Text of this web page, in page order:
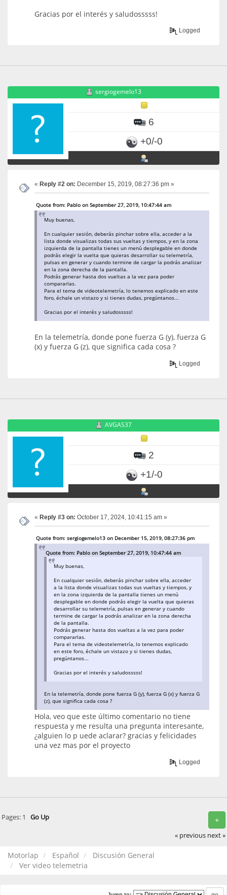
Gracias por el interés y saludosssss!
Logged
sergiogemelo13
6
+0/-0
« Reply #2 on: December 15, 2019, 08:27:36 pm »
Quote from: Pablo on September 27, 2019, 10:47:44 am
Muy buenas,
En cualquier sesión, deberás pinchar sobre ella, acceder a la
lista donde visualizas todas sus vueltas y tiempos, y en la zona
izquierda de la pantalla tienes un menú desplegable en donde
podrás elegir la vuelta que quieras desarrollar su telemetría,
pulsas en generar y cuando termine de cargar la podrás analizar
en la zona derecha de la pantalla.
Podrás generar hasta dos vueltas a la vez para poder
compararlas.
Para el tema de videotelemetría, lo tenemos explicado en este
foro, échale un vistazo y si tienes dudas, pregúntanos...
Gracias por el interés y saludosssss!
En la telemetría, donde pone fuerza G (y), fuerza G
(x) y fuerza G (z), que significa cada cosa ?
Logged
AVGAS37
2
+1/-0
« Reply #3 on: October 17, 2024, 10:41:15 am »
Quote from: sergiogemelo13 on December 15, 2019, 08:27:36 pm
Quote from: Pablo on September 27, 2019, 10:47:44 am
Muy buenas,
En cualquier sesión, deberás pinchar sobre ella, acceder
a la lista donde visualizas todas sus vueltas y tiempos, y
en la zona izquierda de la pantalla tienes un menú
desplegable en donde podrás elegir la vuelta que quieras
desarrollar su telemetría, pulsas en generar y cuando
termine de cargar la podrás analizar en la zona derecha
de la pantalla.
Podrás generar hasta dos vueltas a la vez para poder
compararlas.
Para el tema de videotelemetría, lo tenemos explicado
en este foro, échale un vistazo y si tienes dudas,
pregúntanos...
Gracias por el interés y saludosssss!
En la telemetría, donde pone fuerza G (y), fuerza G (x) y fuerza G
(z), que significa cada cosa ?
Hola, veo que este último comentario no tiene
respuesta y me resulta una pregunta interesante,
¿alguien lo p uede aclarar? gracias y felicidades
una vez mas por el proyecto
Logged
+
Pages: 1 Go Up
« previous next »
Motorlap Español
Discusión General
Ver video telemetria